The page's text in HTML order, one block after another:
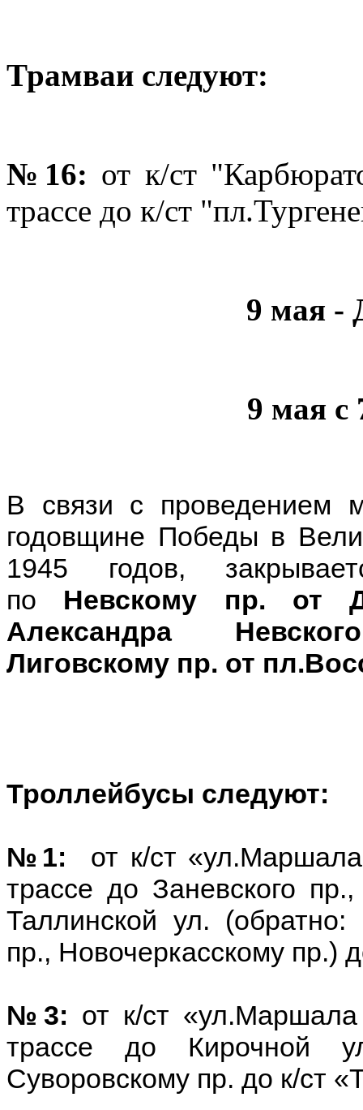
Трамваи следуют:
№16: от к/ст
трассе до к/ст
9 мая -
9 мая с
В связи с проведением
годовщине Победы в
1945 годов,
по Невскому пр. от
Александра
Лиговскому пр. от
Троллейбусы следуют:
№1: от к/ст
трассе до Заневского
Таллинской ул.
пр., Новочеркасскому пр.)
№3: от к/ст
трассе до Кирочной
Суворовскому пр. до к/ст